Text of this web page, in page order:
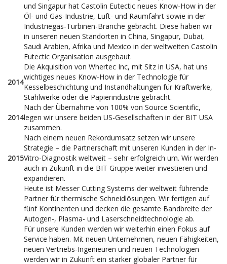
und Singapur hat Castolin Eutectic neues Know-How in der
Öl- und Gas-Industrie, Luft- und Raumfahrt sowie in der
Industriegas-Turbinen-Branche gebracht. Diese haben wir
in unseren neuen Standorten in China, Singapur, Dubai,
Saudi Arabien, Afrika und Mexico in der weltweiten Castolin
Eutectic Organisation ausgebaut.
2014
Die Akquisition von Whertec Inc, mit Sitz in USA, hat uns
wichtiges neues Know-How in der Technologie für
Kesselbeschichtung und Instandhaltungen für Kraftwerke,
Stahlwerke oder die Papierindustrie gebracht.
2014
Nach der Übernahme von 100% von Source Scientific,
legen wir unsere beiden US-Gesellschaften in der BIT USA
zusammen.
2015
Nach einem neuen Rekordumsatz setzen wir unsere
Strategie – die Partnerschaft mit unseren Kunden in der In-
Vitro-Diagnostik weltweit – sehr erfolgreich um. Wir werden
auch in Zukunft in die BIT Gruppe weiter investieren und
expandieren.
Heute ist Messer Cutting Systems der weltweit führende
Partner für thermische Schneidlösungen. Wir fertigen auf
fünf Kontinenten und decken die gesamte Bandbreite der
Autogen-, Plasma- und Laserschneidtechnologie ab.
Für unsere Kunden werden wir weiterhin einen Fokus auf
Service haben. Mit neuen Unternehmen, neuen Fähigkeiten,
neuen Vertriebs-Ingenieuren und neuen Technologien
werden wir in Zukunft ein starker globaler Partner für